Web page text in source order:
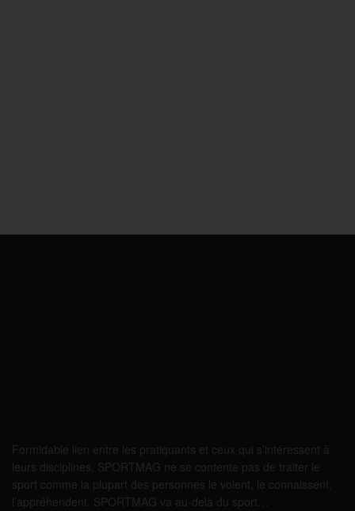
Formidable lien entre les pratiquants et ceux qui s’intéressent à
leurs disciplines, SPORTMAG ne se contente pas de traiter le
sport comme la plupart des personnes le voient, le connaissent,
l’appréhendent. SPORTMAG va au-delà du sport…